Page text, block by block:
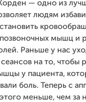
— одно из
людям
мышц и
Раньше у нас
на то, чтобы
у пациента,
боль. Теперь с
меньше, чем за